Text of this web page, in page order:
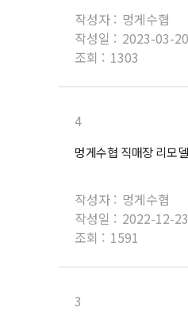
작성자 : 멍게수협
작성일 : 2023-03-20
조회 : 1303
4
멍게수협 직매장 리모
작성자 : 멍게수협
작성일 : 2022-12-23
조회 : 1591
3